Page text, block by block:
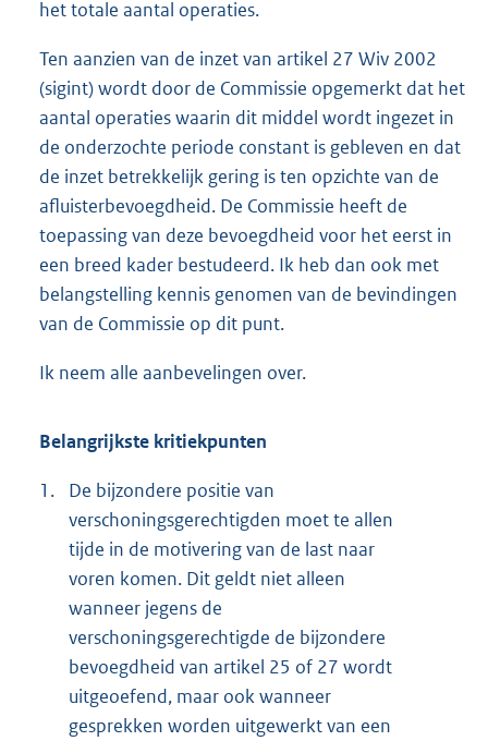
het totale aantal operaties.
Ten aanzien van de inzet van artikel 27 Wiv 2002
(sigint) wordt door de Commissie opgemerkt dat het
aantal operaties waarin dit middel wordt ingezet in
de onderzochte periode constant is gebleven en dat
de inzet betrekkelijk gering is ten opzichte van de
afluisterbevoegdheid. De Commissie heeft de
toepassing van deze bevoegdheid voor het eerst in
een breed kader bestudeerd. Ik heb dan ook met
belangstelling kennis genomen van de bevindingen
van de Commissie op dit punt.
Ik neem alle aanbevelingen over.
Belangrijkste kritiekpunten
1.
De bijzondere positie van
verschoningsgerechtigden moet te allen
tijde in de motivering van de last naar
voren komen. Dit geldt niet alleen
wanneer jegens de
verschoningsgerechtigde de bijzondere
bevoegdheid van artikel 25 of 27 wordt
uitgeoefend, maar ook wanneer
gesprekken worden uitgewerkt van een